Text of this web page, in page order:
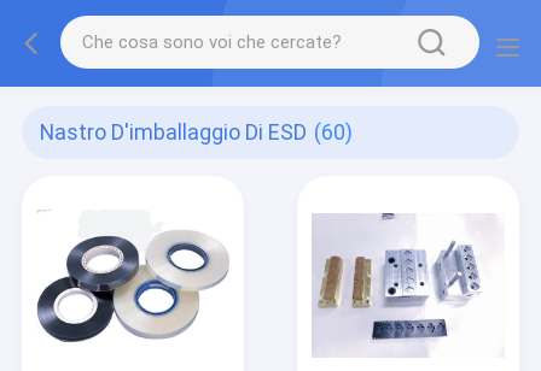
Nastro D'imballaggio Di ESD (60)